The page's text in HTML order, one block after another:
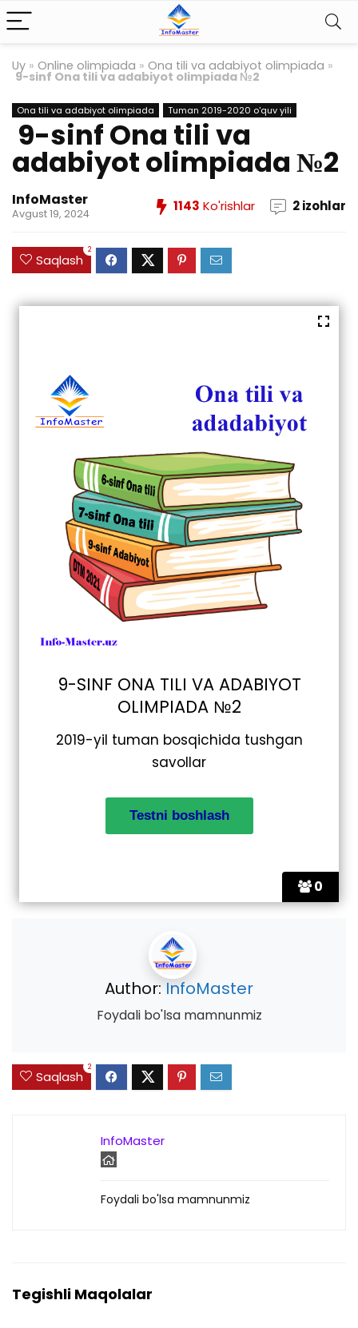
Uy » Online olimpiada » Ona tili va adabiyot olimpiada »
9-sinf Ona tili va adabiyot olimpiada №2
Ona tili va adabiyot olimpiada Tuman 2019-2020 o'quv yili
9-sinf Ona tili va
adabiyot olimpiada №2
InfoMaster
Avgust 19, 2024 1143 Ko'rishlar 2 izohlar
Saqlash
2
0
9-SINF ONA TILI VA ADABIYOT
OLIMPIADA №2
2019-yil tuman bosqichida tushgan
savollar
Author:InfoMaster
Foydali bo'lsa mamnunmiz
Saqlash
2
InfoMaster
Foydali bo'lsa mamnunmiz
Tegishli Maqolalar